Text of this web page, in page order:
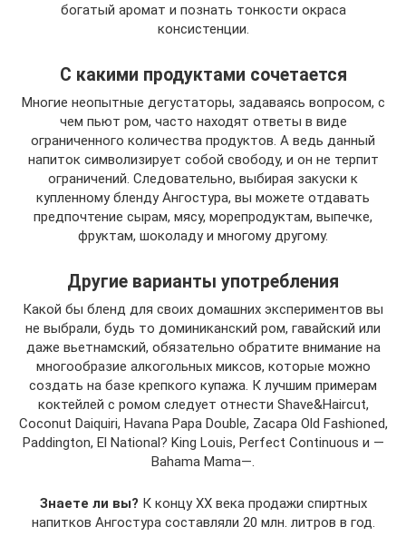
богатый аромат и познать тонкости окраса
консистенции.
С какими продуктами сочетается
Многие неопытные дегустаторы, задаваясь вопросом, с
чем пьют ром, часто находят ответы в виде
ограниченного количества продуктов. А ведь данный
напиток символизирует собой свободу, и он не терпит
ограничений. Следовательно, выбирая закуски к
купленному бленду Ангостура, вы можете отдавать
предпочтение сырам, мясу, морепродуктам, выпечке,
фруктам, шоколаду и многому другому.
Другие варианты употребления
Какой бы бленд для своих домашних экспериментов вы
не выбрали, будь то доминиканский ром, гавайский или
даже вьетнамский, обязательно обратите внимание на
многообразие алкогольных миксов, которые можно
создать на базе крепкого купажа. К лучшим примерам
коктейлей с ромом следует отнести Shave&Haircut,
Coconut Daiquiri, Havana Papa Double, Zacapa Old Fashioned,
Paddington, El National? King Louis, Perfect Continuous и —
Bahama Mama—.
Знаете ли вы? К концу XX века продажи спиртных
напитков Ангостура составляли 20 млн. литров в год.